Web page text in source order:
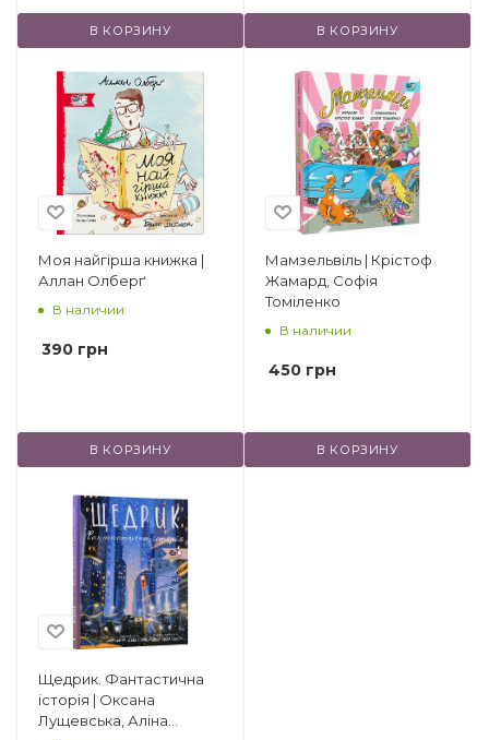
В КОРЗИНУ В КОРЗИНУ
Моя найгірша книжка |
Аллан Олберґ
В наличии
390 грн
В КОРЗИНУ
Мамзельвіль | Крістоф
Жамард, Софія
Томіленко
В наличии
450 грн
В КОРЗИНУ
Щедрик. Фантастична
історія | Оксана
Лущевська, Аліна